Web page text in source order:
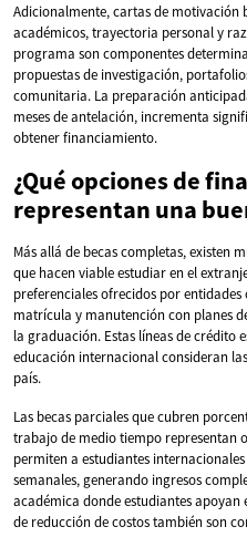
Adicionalmente, cartas de motivación
académicos, trayectoria personal y
programa son componentes
propuestas de investigación,
comunitaria. La preparación
meses de antelación, incrementa
obtener financiamiento.
¿Qué opciones de
representan una
Más allá de becas completas, existen
que hacen viable estudiar en el
preferenciales ofrecidos por
matrícula y manutención con planes
la graduación. Estas líneas de crédito
educación internacional consideran
país.
Las becas parciales que cubren
trabajo de medio tiempo representan
permiten a estudiantes
semanales, generando ingresos
académica donde estudiantes
de reducción de costos también son